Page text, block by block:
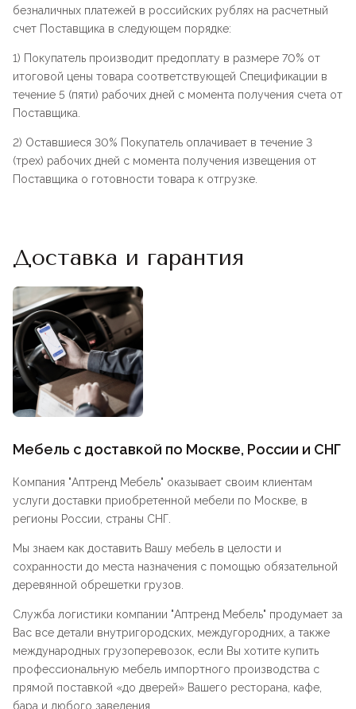
безналичных платежей в российских рублях на расчетный
счет Поставщика в следующем порядке:
1) Покупатель производит предоплату в размере 70% от
итоговой цены товара соответствующей Спецификации в
течение 5 (пяти) рабочих дней с момента получения счета от
Поставщика.
2) Оставшиеся 30% Покупатель оплачивает в течение 3
(трех) рабочих дней с момента получения извещения от
Поставщика о готовности товара к отгрузке.
Доставка и гарантия
Мебель с доставкой по Москве, России и СНГ
Компания "Аптренд Мебель" оказывает своим клиентам
услуги доставки приобретенной мебели по Москве, в
регионы России, страны СНГ.
Мы знаем как доставить Вашу мебель в целости и
сохранности до места назначения с помощью обязательной
деревянной обрешетки грузов.
Служба логистики компании "Аптренд Мебель" продумает за
Вас все детали внутригородских, междугородних, а также
международных грузоперевозок, если Вы хотите купить
профессиональную мебель импортного производства с
прямой поставкой «до дверей» Вашего ресторана, кафе,
бара и любого заведения.